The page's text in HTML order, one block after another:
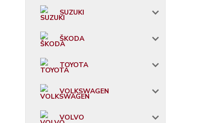
SUZUKI
ŠKODA
TOYOTA
VOLKSWAGEN
VOLVO